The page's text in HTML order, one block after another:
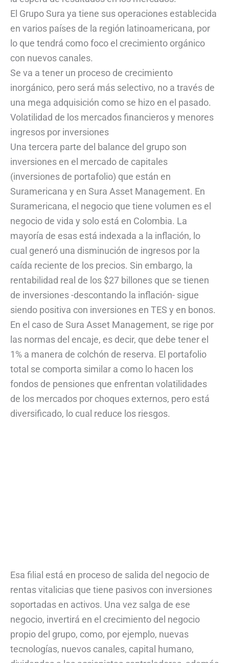
El Grupo Sura ya tiene sus operaciones establecida
en varios países de la región latinoamericana, por
lo que tendrá como foco el crecimiento orgánico
con nuevos canales.
Se va a tener un proceso de crecimiento
inorgánico, pero será más selectivo, no a través de
una mega adquisición como se hizo en el pasado.
Volatilidad de los mercados financieros y menores
ingresos por inversiones
Una tercera parte del balance del grupo son
inversiones en el mercado de capitales
(inversiones de portafolio) que están en
Suramericana y en Sura Asset Management. En
Suramericana, el negocio que tiene volumen es el
negocio de vida y solo está en Colombia. La
mayoría de esas está indexada a la inflación, lo
cual generó una disminución de ingresos por la
caída reciente de los precios. Sin embargo, la
rentabilidad real de los $27 billones que se tienen
de inversiones -descontando la inflación- sigue
siendo positiva con inversiones en TES y en bonos.
En el caso de Sura Asset Management, se rige por
las normas del encaje, es decir, que debe tener el
1% a manera de colchón de reserva. El portafolio
total se comporta similar a como lo hacen los
fondos de pensiones que enfrentan volatilidades
de los mercados por choques externos, pero está
diversificado, lo cual reduce los riesgos.
Esa filial está en proceso de salida del negocio de
rentas vitalicias que tiene pasivos con inversiones
soportadas en activos. Una vez salga de ese
negocio, invertirá en el crecimiento del negocio
propio del grupo, como, por ejemplo, nuevas
tecnologías, nuevos canales, capital humano,